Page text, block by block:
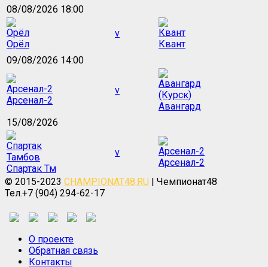
08/08/2026 18:00
Орёл
v
Квант
09/08/2026 14:00
Арсенал-2
v
Авангард
15/08/2026
Спартак Тм
v
Арсенал-2
© 2015-2023 CHAMPIONAT48.RU | Чемпионат48
Тел.+7 (904) 294-62-17
О проекте
Обратная связь
Контакты